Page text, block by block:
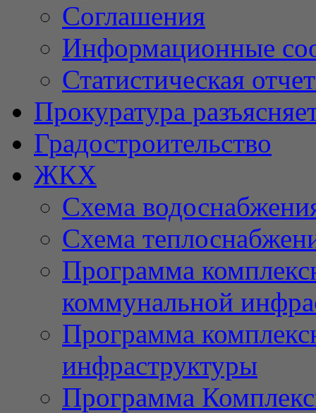
Соглашения
Информационные
Статистическая
Прокуратура
Градостроительство
ЖКХ
Схема
Схема
Программа
коммунальной
Программа
инфраструктуры
Программа